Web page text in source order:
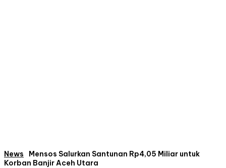
News
Mensos Salurkan Santunan Rp4,05 Miliar untuk
Korban Banjir Aceh Utara